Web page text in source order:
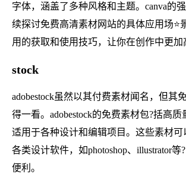
字体，涵盖了多种风格和主题。canva的
续探讨免费高清素材网站的具体应用场⭐
用的获取和使用技巧，让你在创作中更加
stock
adobestock虽然以其付费素材闻名，但其
得一看。adobestock的免费素材包?括高质
适用于各种设计和编辑项目。这些素材可
各类设计软件，如photoshop、illustrator
便利。